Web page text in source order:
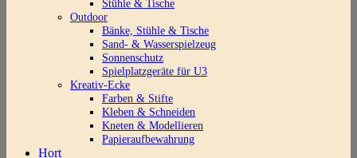
Stühle & Tische
Outdoor
Bänke, Stühle & Tische
Sand- & Wasserspielzeug
Sonnenschutz
Spielplatzgeräte für U3
Kreativ-Ecke
Farben & Stifte
Kleben & Schneiden
Kneten & Modellieren
Papieraufbewahrung
Hort